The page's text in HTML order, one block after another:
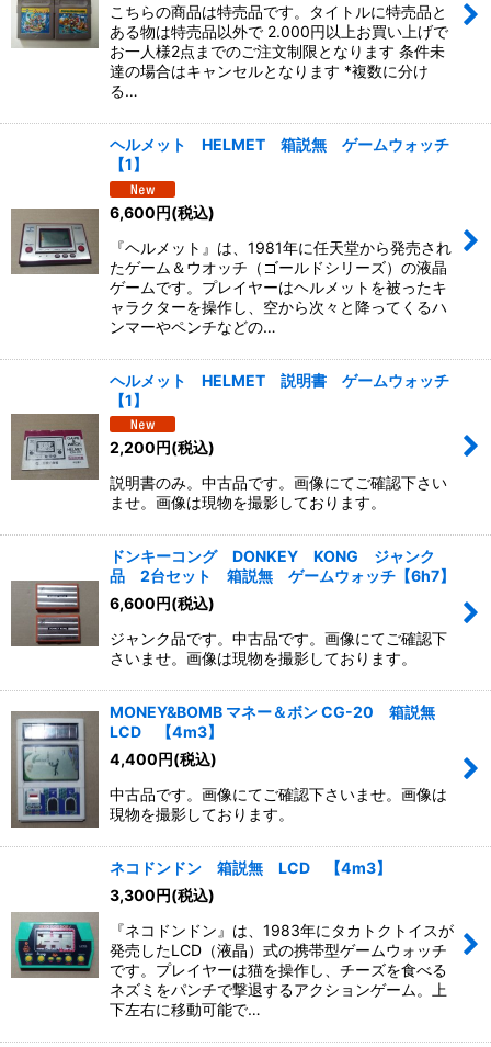
こちらの商品は特売品です。タイトルに特売品と
ある物は特売品以外で 2.000円以上お買い上げで
お一人様2点までのご注文制限となります 条件未
達の場合はキャンセルとなります *複数に分け
る…
ヘルメット HELMET 箱説無 ゲームウォッチ
【1】
6,600円(税込)
『ヘルメット』は、1981年に任天堂から発売され
たゲーム＆ウオッチ（ゴールドシリーズ）の液晶
ゲームです。プレイヤーはヘルメットを被ったキ
ャラクターを操作し、空から次々と降ってくるハ
ンマーやペンチなどの…
ヘルメット HELMET 説明書 ゲームウォッチ
【1】
2,200円(税込)
説明書のみ。中古品です。画像にてご確認下さい
ませ。画像は現物を撮影しております。
ドンキーコング DONKEY KONG ジャンク
品 2台セット 箱説無 ゲームウォッチ【6h7】
6,600円(税込)
ジャンク品です。中古品です。画像にてご確認下
さいませ。画像は現物を撮影しております。
MONEY&BOMB マネー＆ボン CG-20 箱説無
LCD 【4m3】
4,400円(税込)
中古品です。画像にてご確認下さいませ。画像は
現物を撮影しております。
ネコドンドン 箱説無 LCD 【4m3】
3,300円(税込)
『ネコドンドン』は、1983年にタカトクトイスが
発売したLCD（液晶）式の携帯型ゲームウォッチ
です。プレイヤーは猫を操作し、チーズを食べる
ネズミをパンチで撃退するアクションゲーム。上
下左右に移動可能で…